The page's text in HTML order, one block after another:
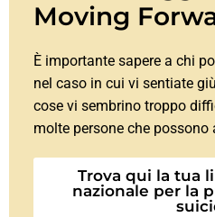
Moving
È importante sapere a chi
nel caso in cui vi sentiate
cose vi sembrino troppo
molte persone che possono
Trova qui la tua
nazionale per la